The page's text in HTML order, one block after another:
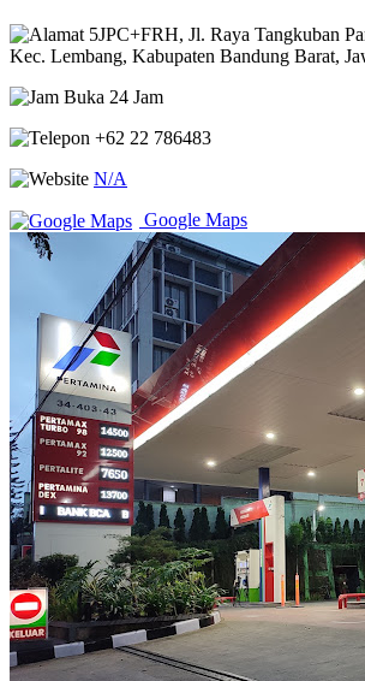
5JPC+FRH, Jl. Raya Tangkuban
Kec. Lembang, Kabupaten Bandung Barat,
Buka 24 Jam
+62 22 786483
N/A
Google Maps